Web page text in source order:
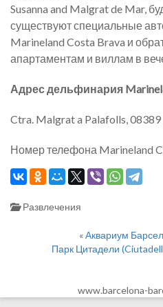
Susanna and Malgrat de Mar,
существуют специальные
Marineland Costa Brava и
апартаментам и виллам в
Адрес дельфинария
Ctra. Malgrat a Palafolls,
Номер телефона Marineland
Развлечения
«Аквариум
Парк Цитадели
www.barcelona-